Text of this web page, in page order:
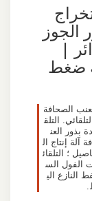
الجوز
|
ضغط
الصحافة
التلق
بذور العن
إنتاج ال
؛ التلقائ
الفول الس
النازع الي